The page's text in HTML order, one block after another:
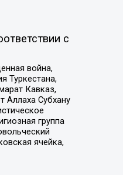
с
война,
Туркестана,
Кавказ,
Субхану
группа
ячейка,